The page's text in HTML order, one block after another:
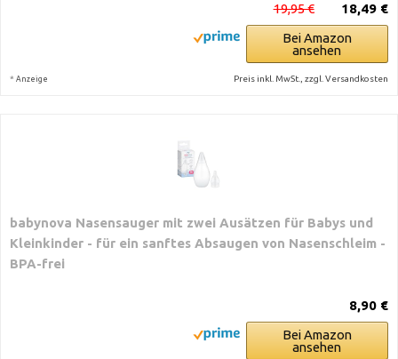
18,49 €
19,95 €
Bei Amazon
ansehen
* Anzeige Preis inkl. MwSt., zzgl. Versandkosten
babynova Nasensauger mit zwei Ausätzen für Babys und
Kleinkinder - für ein sanftes Absaugen von Nasenschleim -
BPA-frei
8,90 €
Bei Amazon
ansehen